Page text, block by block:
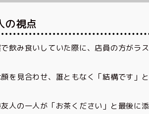
の視点
飲み食いしていた際に、店員の方がラ
を見合わせ、誰ともなく「結構です」
人の一人が「お茶ください」と最後に